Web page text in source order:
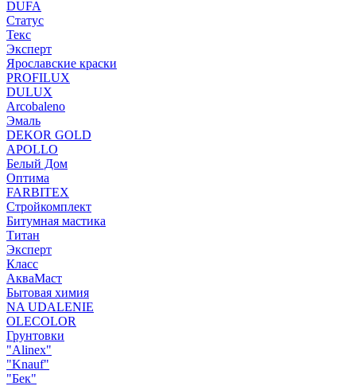
DUFA
Статус
Текс
Эксперт
Ярославские краски
PROFILUX
DULUX
Arcobaleno
Эмаль
DEKOR GOLD
APOLLO
Белый Дом
Оптима
FARBITEX
Стройкомплект
Битумная мастика
Титан
Эксперт
Класс
АкваМаст
Бытовая химия
NA UDALENIE
OLECOLOR
Грунтовки
"Alinex"
"Knauf"
"Бек"